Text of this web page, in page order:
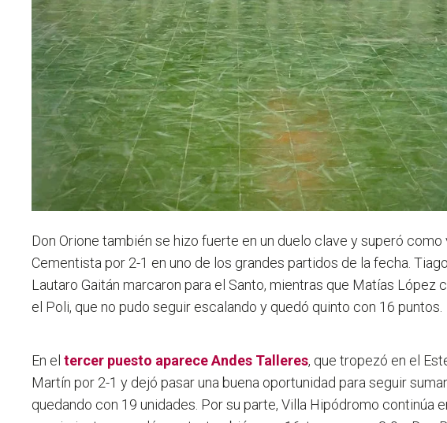
Don Orione también se hizo fuerte en un duelo clave y superó como
Cementista por 2-1 en uno de los grandes partidos de la fecha.
Lautaro Gaitán marcaron para el Santo, mientras que Matías López
el Poli, que no pudo seguir escalando y quedó quinto con 16 puntos.
En eltercer puesto aparece Andes Talleres, que tropezó en el
Martín por 2-1 y dejó pasar una buena oportunidad para seguir
quedando con 19 unidades. Por su parte, Villa Hipódromo continúa